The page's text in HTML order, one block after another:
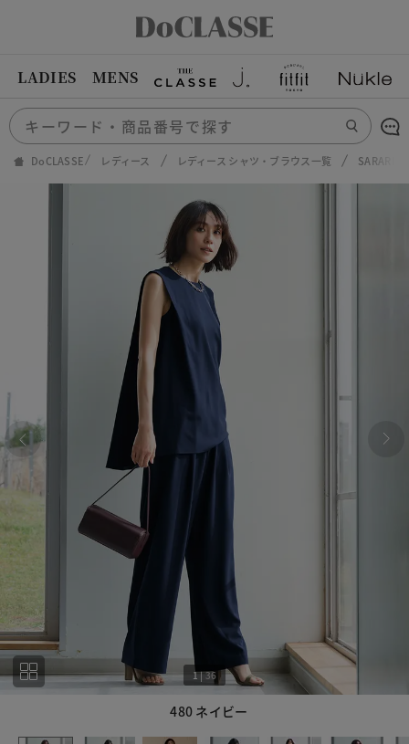
LADIES MENS
DoCLASSE レディース レディース シャツ・ブラウス一覧 SARARI
480 ネイビー
1|36